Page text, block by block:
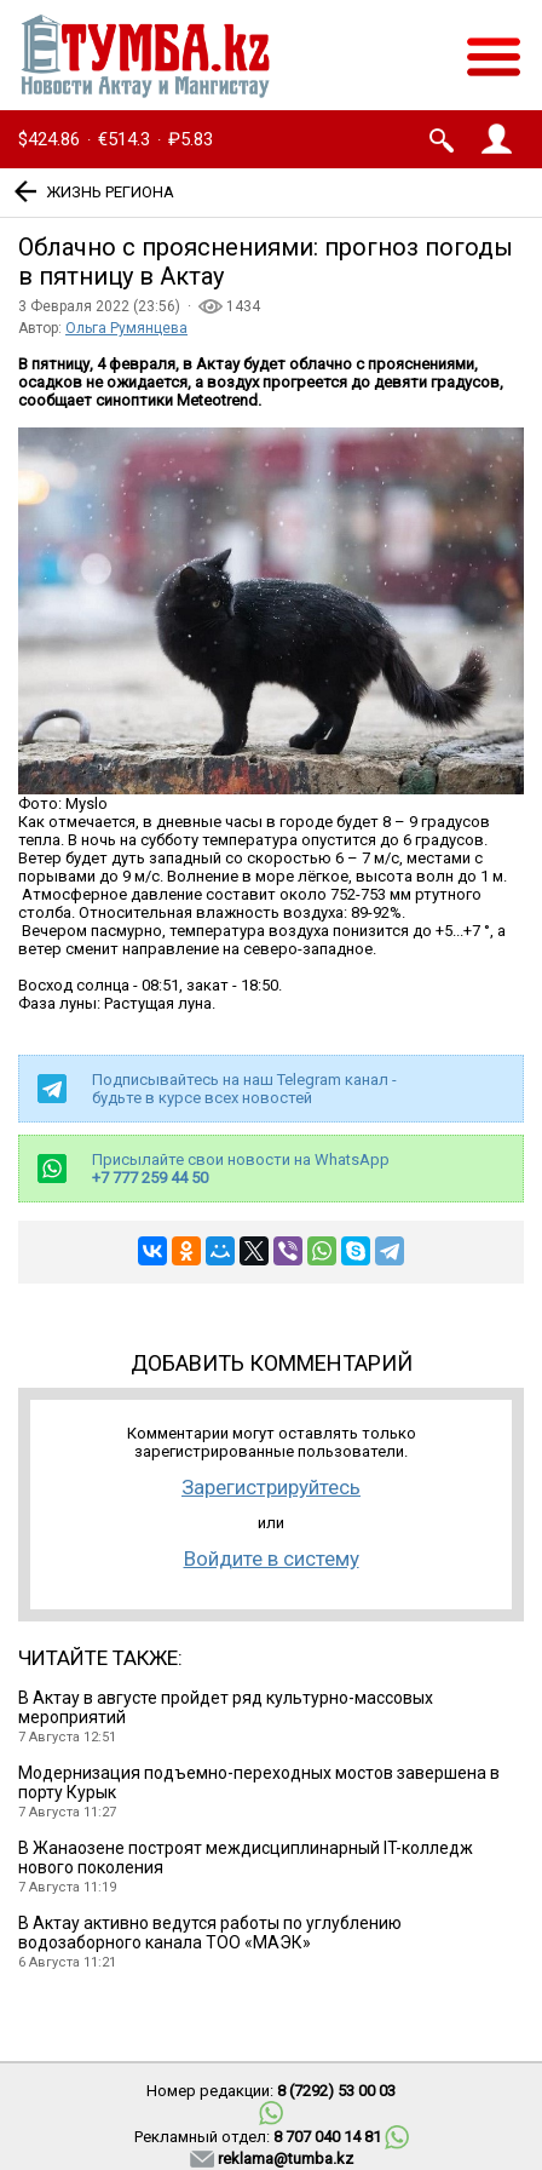
$424.86 · €514.3 · ₽5.83
ЖИЗНЬ РЕГИОНА
Облачно с прояснениями: прогноз погоды
в пятницу в Актау
3 Февраля 2022 (23:56) ·
1434
Автор: Ольга Румянцева
В пятницу, 4 февраля, в Актау будет облачно с прояснениями,
осадков не ожидается, а воздух прогреется до девяти градусов,
сообщает синоптики Meteotrend.
Фото: Myslo
Как отмечается, в дневные часы в городе будет 8 – 9 градусов
тепла. В ночь на субботу температура опустится до 6 градусов.
Ветер будет дуть западный со скоростью 6 – 7 м/с, местами с
порывами до 9 м/с. Волнение в море лёгкое, высота волн до 1 м.
Атмосферное давление составит около 752-753 мм ртутного
столба. Относительная влажность воздуха: 89-92%.
Вечером пасмурно, температура воздуха понизится до +5...+7 °, а
ветер сменит направление на северо-западное.
Восход солнца - 08:51, закат - 18:50.
Фаза луны: Растущая луна.
Подписывайтесь на наш Telegram канал -
будьте в курсе всех новостей
Присылайте свои новости на WhatsApp
+7 777 259 44 50
ДОБАВИТЬ КОММЕНТАРИЙ
Комментарии могут оставлять только
зарегистрированные пользователи.
Зарегистрируйтесь
или
Войдите в систему
ЧИТАЙТЕ ТАКЖЕ:
В Актау в августе пройдет ряд культурно-массовых
мероприятий
7 Августа 12:51
Модернизация подъемно-переходных мостов завершена в
порту Курык
7 Августа 11:27
В Жанаозене построят междисциплинарный IT-колледж
нового поколения
7 Августа 11:19
В Актау активно ведутся работы по углублению
водозаборного канала ТОО «МАЭК»
6 Августа 11:21
Номер редакции: 8 (7292) 53 00 03
Рекламный отдел: 8 707 040 14 81
reklama@tumba.kz